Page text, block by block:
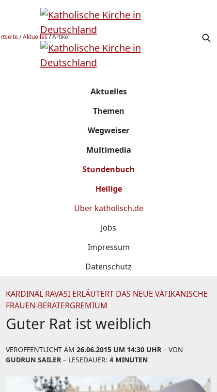
/Aktuelles/Artikel
Aktuelles
Themen
Wegweiser
Multimedia
Stundenbuch
Heilige
Über katholisch.de
Jobs
Impressum
Datenschutz
KARDINAL RAVASI ERLÄUTERT DAS NEUE VATIKANISCHE
FRAUEN-BERATERGREMIUM
Guter Rat ist weiblich
VERÖFFENTLICHT AM 26.06.2015 UM 14:30 UHR – VON
GUDRUN SAILER – LESEDAUER: 4 MINUTEN